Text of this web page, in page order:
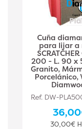
Cuña
para lijar a
200 - L. 90 x
Granito,
Porcelánico,
Ref. DW-
30,00€